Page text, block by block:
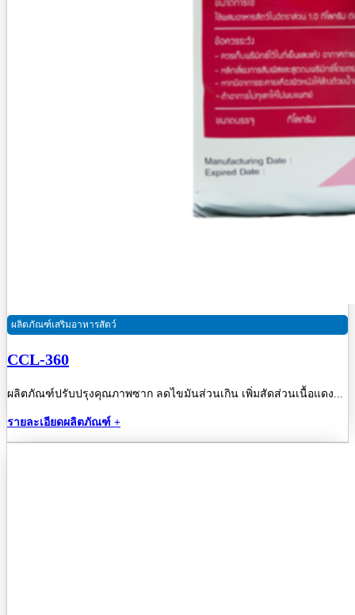
ผลิตภัณฑ์เสริมอาหารสัตว์
CCL-360
ผลิตภัณฑ์ปรับปรุงคุณภาพซาก ลดไขมันส่วนเกิน เพิ่มสัดส่วนเนื้อแดง...
รายละเอียดผลิตภัณฑ์ +